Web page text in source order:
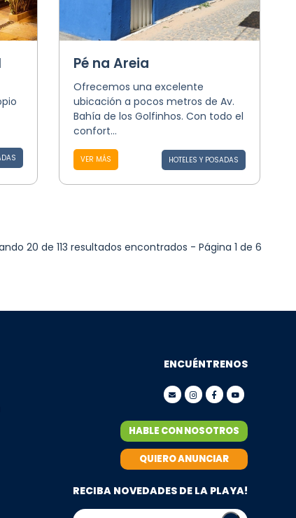
Pé na Areia
Ofrecemos una excelente
ubicación a pocos metros de Av.
Bahía de los Golfinhos. Con todo el
confort...
VER MÁS HOTELES Y POSADAS
20 de 113 resultados encontrados - Página 1 de 6
ENCUÉNTRENOS
HABLE CON NOSOTROS
QUIERO ANUNCIAR
RECIBA NOVEDADES DE LA PLAYA!